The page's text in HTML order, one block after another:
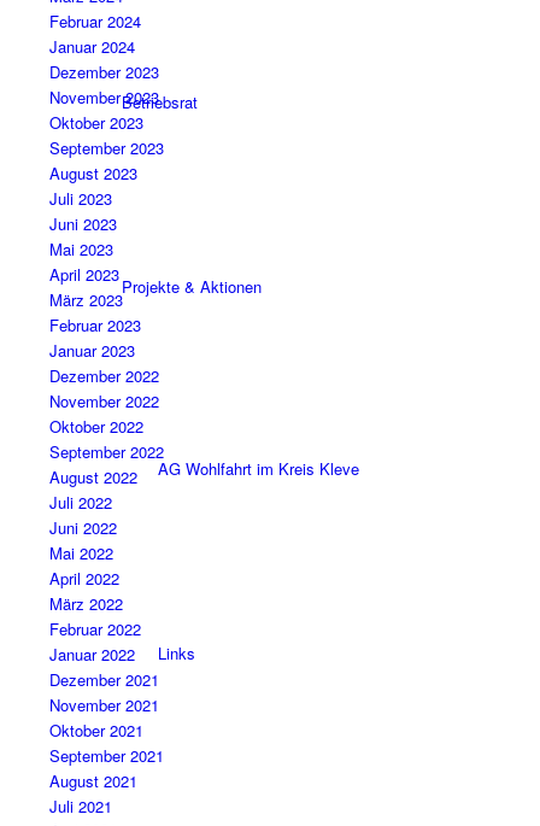
Betriebsrat
Projekte & Aktionen
AG Wohlfahrt im Kreis Kleve
Links
Februar 2024
Januar 2024
Dezember 2023
November 2023
Oktober 2023
September 2023
August 2023
Juli 2023
Juni 2023
Mai 2023
April 2023
März 2023
Februar 2023
Januar 2023
Dezember 2022
November 2022
Oktober 2022
September 2022
August 2022
Juli 2022
Juni 2022
Mai 2022
April 2022
März 2022
Februar 2022
Januar 2022
Dezember 2021
November 2021
Oktober 2021
September 2021
August 2021
Juli 2021